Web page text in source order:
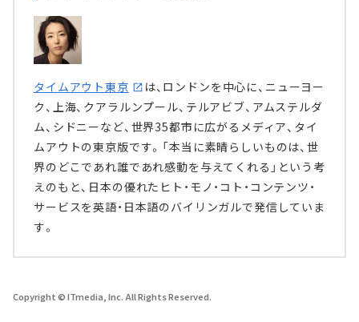
タイムアウト東京
は、ロンドンを中心に、ニューヨー
ク、上海、クアラルンプール、テルアビブ、アムステルダ
ム、シドニーなど、世界35都市に広がるメディア、タイ
ムアウトの東京版です。「本当に素晴らしいものは、世
界のどこであれ誰であれ感動を与えてくれる」という考
えのもと、日本の優れたヒト・モノ・コト・コンテンツ・
サービスを英語・日本語のバイリンガルで発信していま
す。
Copyright © ITmedia, Inc. All Rights Reserved.